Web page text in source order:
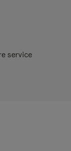
service